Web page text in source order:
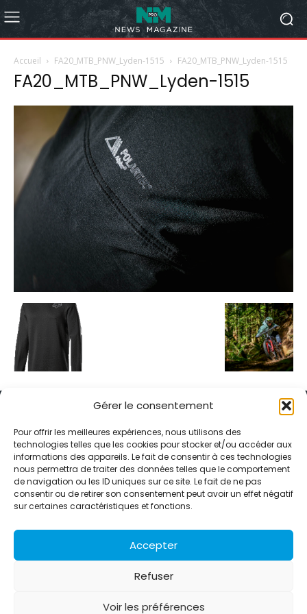
Gérer le consentement
Pour offrir les meilleures expériences, nous utilisons des
technologies telles que les cookies pour stocker et/ou accéder aux
informations des appareils. Le fait de consentir à ces technologies
nous permettra de traiter des données telles que le comportement
de navigation ou les ID uniques sur ce site. Le fait de ne pas
consentir ou de retirer son consentement peut avoir un effet négatif
sur certaines caractéristiques et fonctions.
Accepter
Refuser
Voir les préférences
Accueil FA20_MTB_PNW_Lyden-1515 FA20_MTB_PNW_Lyden-1515
FA20_MTB_PNW_Lyden-1515
Alternative Média est une agence de relations presse et de
relations publiques basée à Grenoble. Depuis 1995, elle conçoit et
pilote des stratégies de visibilité en France et à l’international
grâce à un réseau d’agences partenaires.